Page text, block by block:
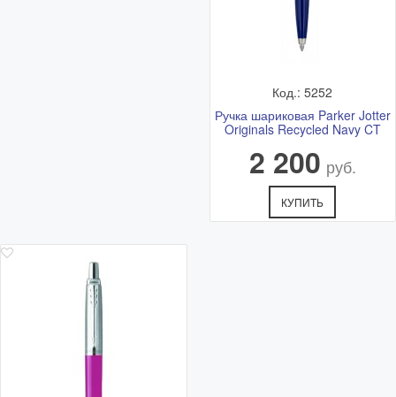
Код.: 5252
Ручка шариковая Parker Jotter
Originals Recycled Navy CT
2 200 руб.
КУПИТЬ